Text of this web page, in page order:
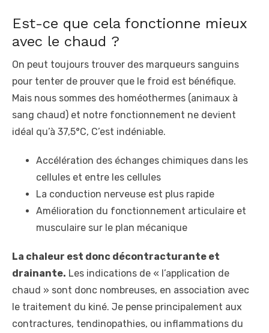
Est-ce que cela fonctionne mieux
avec le chaud ?
On peut toujours trouver des marqueurs sanguins
pour tenter de prouver que le froid est bénéfique.
Mais nous sommes des homéothermes (animaux à
sang chaud) et notre fonctionnement ne devient
idéal qu’à 37,5°C, C’est indéniable.
Accélération des échanges chimiques dans les
cellules et entre les cellules
La conduction nerveuse est plus rapide
Amélioration du fonctionnement articulaire et
musculaire sur le plan mécanique
La chaleur est donc décontracturante et
drainante. Les indications de « l’application de
chaud » sont donc nombreuses, en association avec
le traitement du kiné. Je pense principalement aux
contractures, tendinopathies, ou inflammations du